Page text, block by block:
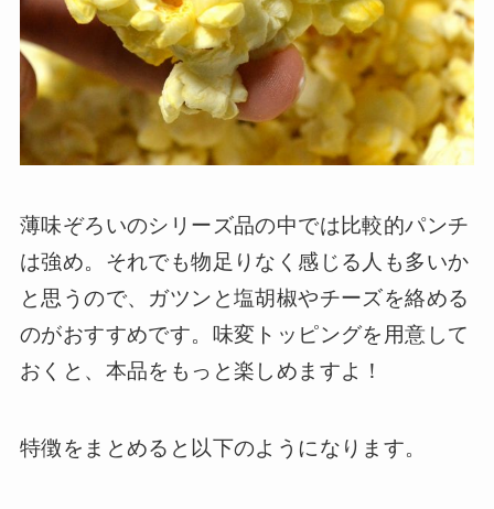
薄味ぞろいのシリーズ品の中では比較的パンチ
は強め。それでも物足りなく感じる人も多いか
と思うので、ガツンと塩胡椒やチーズを絡める
のがおすすめです。味変トッピングを用意して
おくと、本品をもっと楽しめますよ！
特徴をまとめると以下のようになります。